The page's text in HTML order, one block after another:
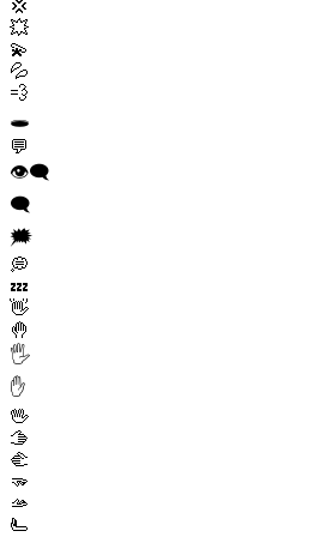
💢
💥
💫
💦
💨
🕳️
💬
👁️‍🗨️
🗨️
🗯️
💭
💤
👋
🤚
🖐️
✋
🖖
🫱
🫲
🫳
🫴
🫷